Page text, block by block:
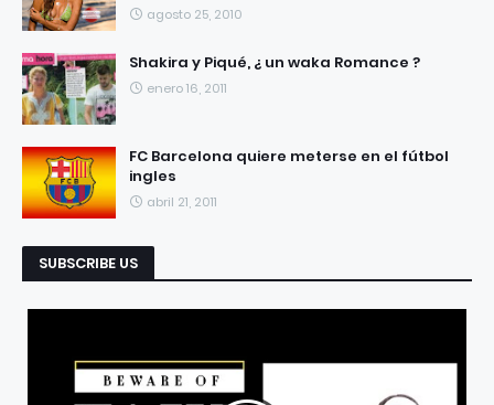
agosto 25, 2010
Shakira y Piqué, ¿ un waka Romance ?
enero 16, 2011
FC Barcelona quiere meterse en el fútbol
ingles
abril 21, 2011
SUBSCRIBE US